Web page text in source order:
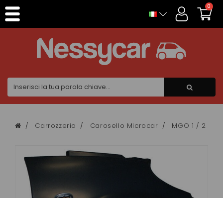
0
Carrozzeria Carosello Microcar MGO 1 / 2
Pannello di gestione dei cookies